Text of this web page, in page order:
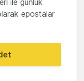
ile günlük
epostalar